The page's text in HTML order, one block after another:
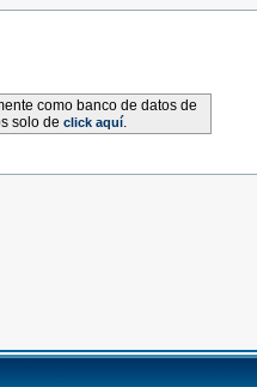
como banco de datos de
solo de click aquí.